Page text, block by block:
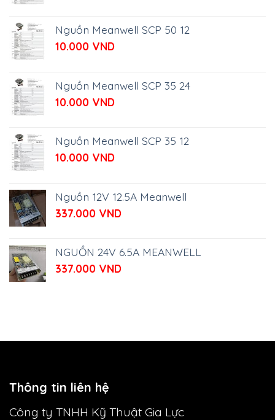
Nguồn Meanwell SCP 50 12
10.000 VND
Nguồn Meanwell SCP 35 24
10.000 VND
Nguồn Meanwell SCP 35 12
10.000 VND
Nguồn 12V 12.5A Meanwell
337.000 VND
NGUỒN 24V 6.5A MEANWELL
337.000 VND
Thông tin liên hệ
Công ty TNHH Kỹ Thuật Gia Lực